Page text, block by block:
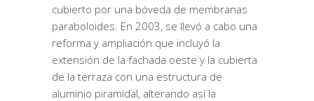
cubierto por una bóveda de membranas
paraboloides. En 2003, se llevó a cabo una
reforma y ampliación que incluyó la
extensión de la fachada oeste y la cubierta
de la terraza con una estructura de
aluminio piramidal, alterando así la